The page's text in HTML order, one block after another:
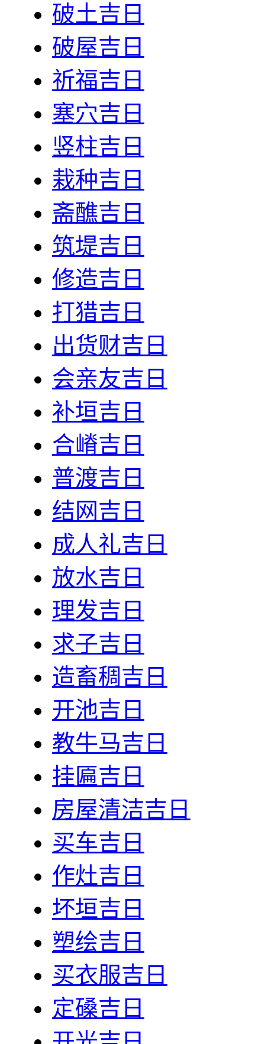
破土吉日
破屋吉日
祈福吉日
塞穴吉日
竖柱吉日
栽种吉日
斋醮吉日
筑堤吉日
修造吉日
打猎吉日
出货财吉日
会亲友吉日
补垣吉日
合嵴吉日
普渡吉日
结网吉日
成人礼吉日
放水吉日
理发吉日
求子吉日
造畜稠吉日
开池吉日
教牛马吉日
挂匾吉日
房屋清洁吉日
买车吉日
作灶吉日
坏垣吉日
塑绘吉日
买衣服吉日
定磉吉日